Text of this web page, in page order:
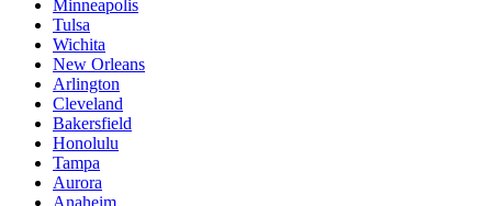
Minneapolis
Tulsa
Wichita
New Orleans
Arlington
Cleveland
Bakersfield
Honolulu
Tampa
Aurora
Anaheim